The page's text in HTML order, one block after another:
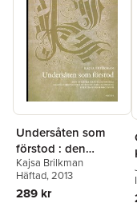
Undersåten som
förstod : den
svenska
reformatoriska
samtalsodningen
Kajsa Brilkman
Häftad, 2013
289 kr